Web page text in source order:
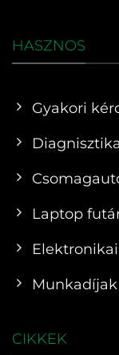
HASZNOS
Gyakori
Laptop
Munkadíjak
CIKKEK